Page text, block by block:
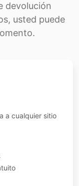
devolución
usted puede
a cualquier sitio